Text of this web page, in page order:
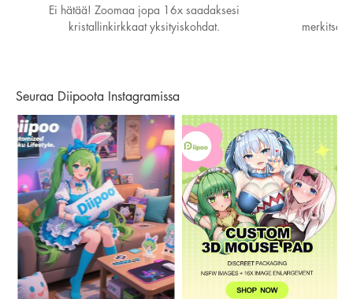
Ei hätää! Zoomaa jopa 16x saadaksesi
kristallinkirkkaat yksityiskohdat.
Seuraa Diipoota Instagramissa